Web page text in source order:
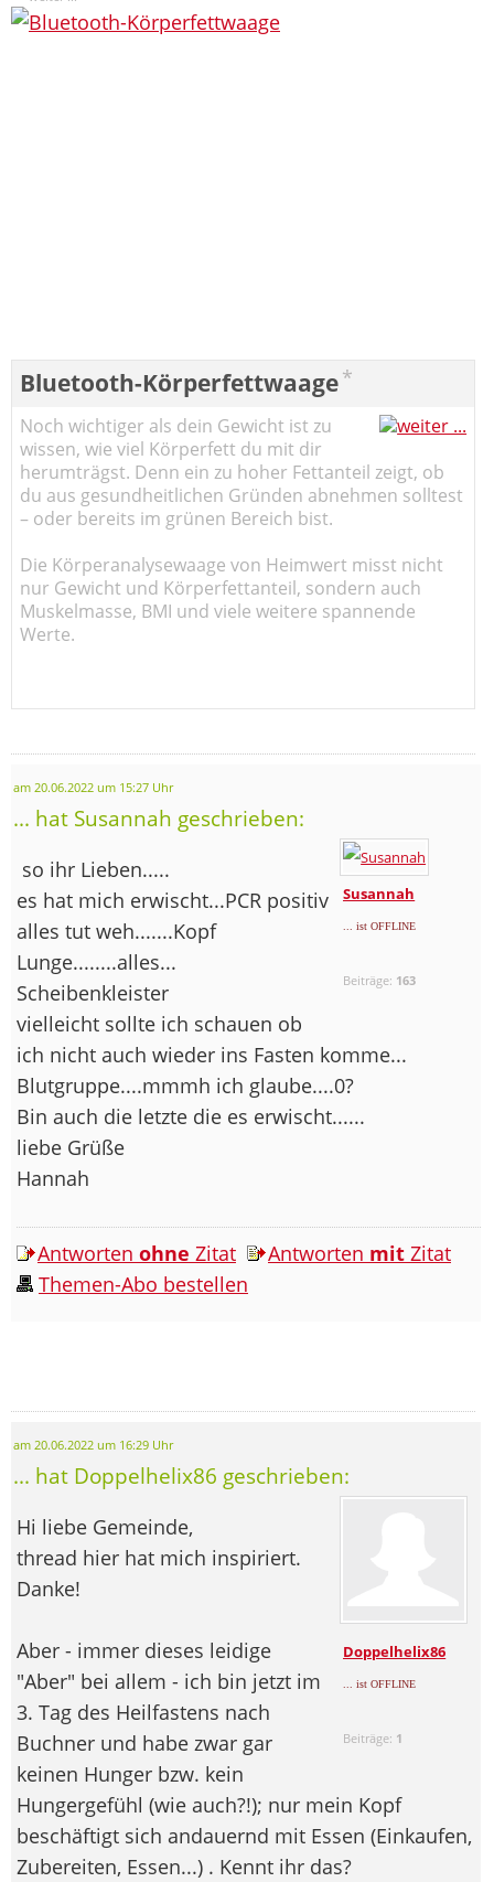
Bluetooth-Körperfettwaage*
Noch wichtiger als dein Gewicht ist zu
wissen, wie viel Körperfett du mit dir
herumträgst. Denn ein zu hoher Fettanteil zeigt, ob
du aus gesundheitlichen Gründen abnehmen solltest
– oder bereits im grünen Bereich bist.
Die Körperanalysewaage von Heimwert misst nicht
nur Gewicht und Körperfettanteil, sondern auch
Muskelmasse, BMI und viele weitere spannende
Werte.
am 20.06.2022 um 15:27 Uhr
... hat Susannah geschrieben:
Susannah
... ist OFFLINE
Beiträge: 163
so ihr Lieben.....
es hat mich erwischt...PCR positiv
alles tut weh.......Kopf
Lunge........alles...
Scheibenkleister
vielleicht sollte ich schauen ob
ich nicht auch wieder ins Fasten komme...
Blutgruppe....mmmh ich glaube....0?
Bin auch die letzte die es erwischt......
liebe Grüße
Hannah
Antworten ohne Zitat Antworten mit Zitat
Themen-Abo bestellen
am 20.06.2022 um 16:29 Uhr
... hat Doppelhelix86 geschrieben:
Doppelhelix86
... ist OFFLINE
Beiträge: 1
Hi liebe Gemeinde,
thread hier hat mich inspiriert.
Danke!
Aber - immer dieses leidige
"Aber" bei allem - ich bin jetzt im
3. Tag des Heilfastens nach
Buchner und habe zwar gar
keinen Hunger bzw. kein
Hungergefühl (wie auch?!); nur mein Kopf
beschäftigt sich andauernd mit Essen (Einkaufen,
Zubereiten, Essen...) . Kennt ihr das?